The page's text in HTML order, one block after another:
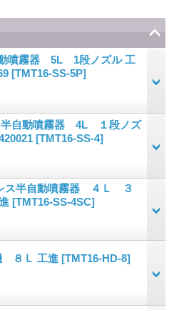
噴霧器 5L 1段ノズル 工
[TMT16-SS-5P]
半自動噴霧器 4L １段ノズ
[TMT16-SS-4]
ス半自動噴霧器 ４Ｌ ３
[TMT16-SS-4SC]
８Ｌ 工進 [TMT16-HD-8]